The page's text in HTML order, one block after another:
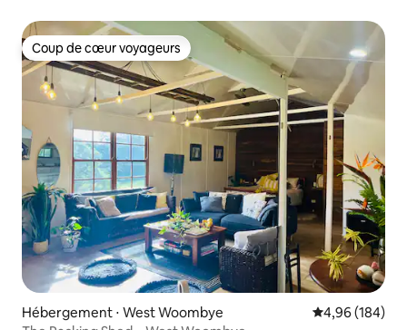
Coup de cœur voyageurs
Coup de cœur voyageurs
Hébergement ⋅ West Woombye Évaluation
4,96 (184)